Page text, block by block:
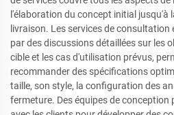
l'élaboration du concept initial jusqu'à
livraison. Les services de
par des discussions détaillées sur les
cible et les cas d'utilisation prévus,
recommander des spécifications
taille, son style, la configuration des
fermeture. Des équipes de